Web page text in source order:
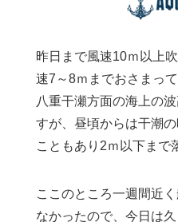
昨日まで風速10ｍ以上
速7～8ｍまでおさまって
八重干瀬方面の海上の
すが、昼頃からは干潮
こともあり2ｍ以下まで
ここのところ一週間近
なかったので、今日は